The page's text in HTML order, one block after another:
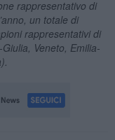
rappresentativo di
un totale di
rappresentativi di
Veneto, Emilia-